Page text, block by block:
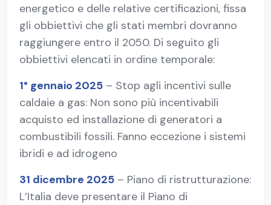
energetico e delle relative certificazioni, fissa
gli obbiettivi che gli stati membri dovranno
raggiungere entro il 2050. Di seguito gli
obbiettivi elencati in ordine temporale:
1° gennaio 2025 – Stop agli incentivi sulle
caldaie a gas: Non sono più incentivabili
acquisto ed installazione di generatori a
combustibili fossili. Fanno eccezione i sistemi
ibridi e ad idrogeno
31 dicembre 2025 – Piano di ristrutturazione:
L’Italia deve presentare il Piano di